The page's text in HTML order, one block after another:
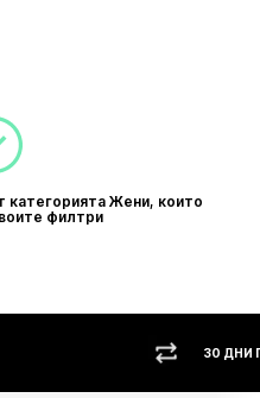
категорията Жени, които
филтри
30 ДНИ